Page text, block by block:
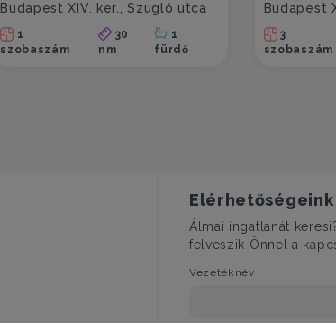
Budapest XIV. ker., Szugló utca
1
szobaszám
30
nm
1
fürdő
Budapest
3
szobaszám
Elérhetőségeink
Álmai ingatlanát
felveszik Önnel a
Vezetéknév